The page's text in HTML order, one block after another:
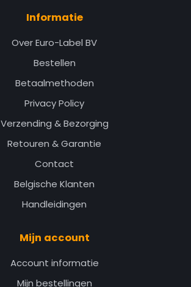
Informatie
Over Euro-Label BV
Bestellen
Betaalmethoden
Privacy Policy
Verzending & Bezorging
Retouren & Garantie
Contact
Belgische Klanten
Handleidingen
Mijn account
Account informatie
Mijn bestellingen